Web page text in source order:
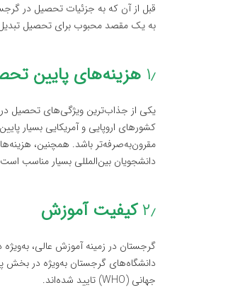
قبل از آن که به جزئیات تحصیل در
به یک مقصد محبوب برای تحصیل تبدیل
۱٫ هزینه‌های پایین
یکی از جذاب‌ترین ویژگی‌های تحصیل
کشورهای اروپایی و آمریکایی بسیار
مقرون‌به‌صرفه‌تر باشد. همچنین،
دانشجویان بین‌المللی بسیار مناسب
۲٫ کیفیت آموزش
گرجستان در زمینه آموزش عالی،
دانشگاه‌های گرجستان به‌ویژه در بخش
جهانی (WHO) تایید شده‌اند.